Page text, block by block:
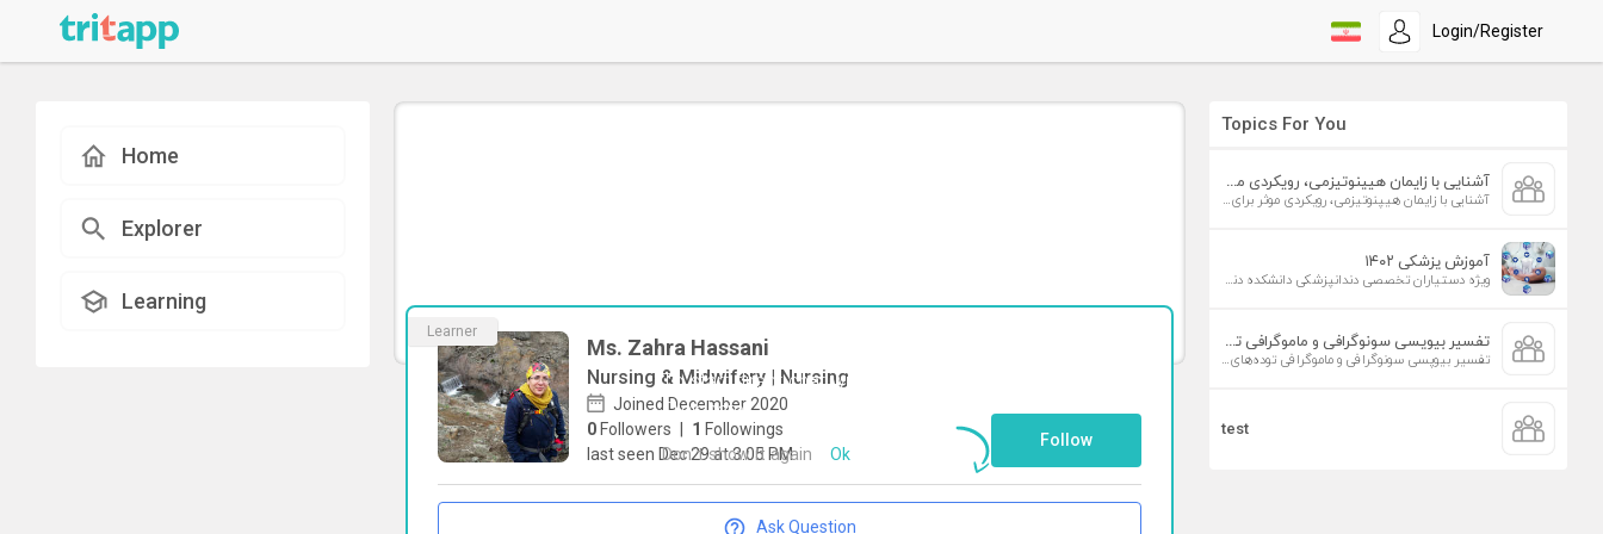
Login/Register
Home
Explorer
Learning
Learner
Ms. Zahra Hassani
Nursing & Midwifery | Nursing
Joined December 2020
0 Followers 1 Followings
last seen Dec 29 at 3:05 PM
Follow
Ask Question
Topics For You
آشنایی با زایمان هیپنوتیزمی، رویکردی موثر برای افزایش تمایل به زایمان طبیعی
آشنایی با زایمان هیپنوتیزمی، رویکردی موثر برای افزایش تمایل به زایمان طبیعی
آموزش پزشکی ۱۴۰۲
ویژه دستیاران تخصصی دندانپزشکی دانشکده دندانپزشکی دانشگاه علوم پزشکی تهران
تفسیر بیوپسی سونوگرافی و ماموگرافی توده‌های پستان
تفسیر بیوپسی سونوگرافی و ماموگرافی توده‌های پستان
test
To start direct chat with
Click here
Don`t show it again Ok